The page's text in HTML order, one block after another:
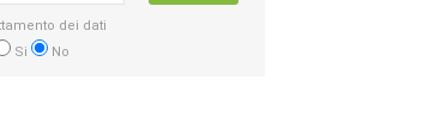
dei dati
Si No